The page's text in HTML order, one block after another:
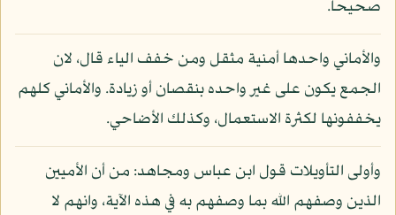
صحيحا.
والأماني واحدها أمنية مثقل ومن خفف الياء قال، لان
الجمع يكون على غير واحده بنقصان أو زيادة. والأماني كلهم
يخففونها لكثرة الاستعمال، وكذلك الأضاحي.
وأولى التأويلات قول ابن عباس ومجاهد: من أن الأميين
الذين وصفهم الله بما وصفهم به في هذه الآية، وانهم لا